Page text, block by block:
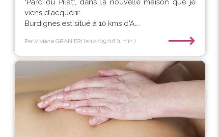
"Parc du Pilat", dans la nouvelle maison que je
viens d'acquérir.
Burdignes est situé à 10 kms d'A...
Par Viviane GRANIERI le 12/09/16 (1 min.) ⟶